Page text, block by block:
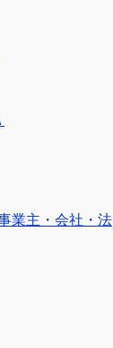
業主・会社・法